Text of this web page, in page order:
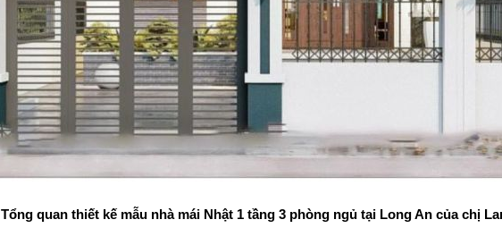
Tổng quan thiết kế mẫu nhà mái Nhật 1 tầng 3 phòng ngủ tại Long An của chị